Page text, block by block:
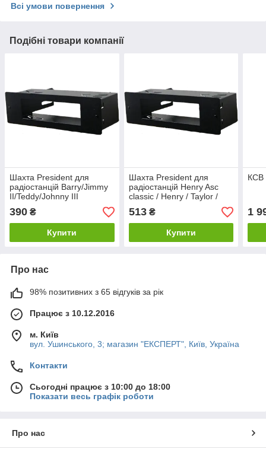
Всі умови повернення
Подібні товари компанії
Шахта President для
радіостанцій Barry/Jimmy
II/Teddy/Johnny III
ASC/Tuman ASC/Harry III
ASC
390 ₴
Купити
Шахта President для
радіостанцій Henry Asc
classic / Henry / Taylor /
Walker / Stabo 4006
513₴
Купити
КСВ
1
Про нас
98% позитивних з 65 відгуків за рік
Працює з 10.12.2016
м. Київ
вул. Ушинського, 3; магазин "ЕКСПЕРТ", Київ, Україна
Контакти
Сьогодні працює з 10:00 до 18:00
Показати весь графік роботи
Про нас